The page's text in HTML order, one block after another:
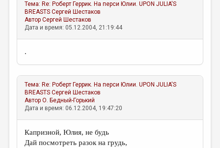
ПУБЛИЦИСТИКА
РЕЦЕНЗИРОВАНИЕ
ЦИКЛЫ ПУБЛИКАЦИЙ
ТРЕДИАКОВСКИЙ
МЕДИА
ВКОНТАКТЕ
Тема: Re: Роберт Геррик. На перси Юлии. UPON JULIA'S
BREASTS Сергей Шестаков
АвторСергей Шестаков
Дата и время: 05.12.2004, 21:19:44
.
Тема: Re: Роберт Геррик. На перси Юлии. UPON JULIA'S
BREASTS Сергей Шестаков
АвторО. Бедный-Горький
Дата и время: 06.12.2004, 19:47:20
Капризной, Юлия, не будь
Дай посмотреть разок на грудь,